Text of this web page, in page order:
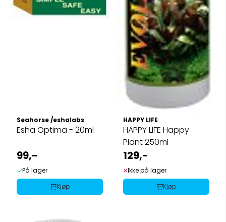
Seahorse /eshalabs
Esha Optima - 20ml
99,-
På lager
Kjøp
HAPPY LIFE
HAPPY LIFE Happy
Plant 250ml
129,-
Ikke på lager
Kjøp